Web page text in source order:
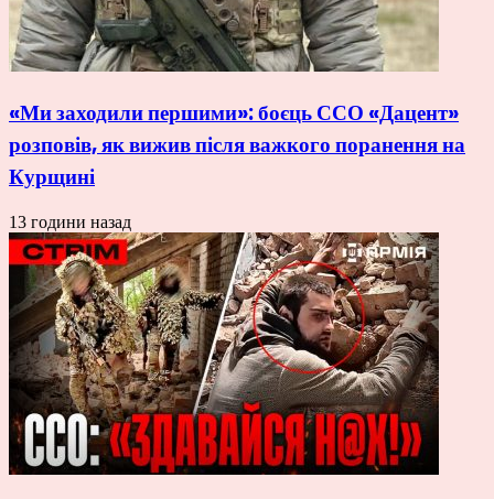
«Ми заходили першими»: боєць ССО «Дацент»
розповів, як вижив після важкого поранення на
Курщині
13 години назад